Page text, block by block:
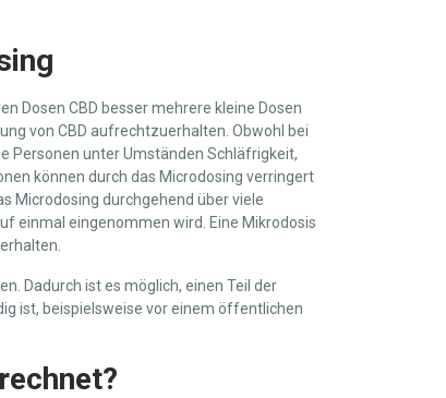
Dosen CBD besser mehrere kleine Dosen
von CBD aufrechtzuerhalten. Obwohl bei
Personen unter Umständen Schläfrigkeit,
können durch das Microdosing verringert
Microdosing durchgehend über viele
einmal eingenommen wird. Eine Mikrodosis
Dadurch ist es möglich, einen Teil der
ist, beispielsweise vor einem öffentlichen